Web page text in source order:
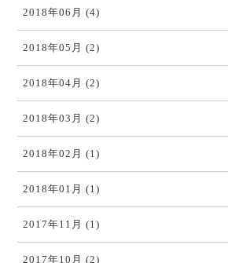
2018年06月 (4)
2018年05月 (2)
2018年04月 (2)
2018年03月 (2)
2018年02月 (1)
2018年01月 (1)
2017年11月 (1)
2017年10月 (2)